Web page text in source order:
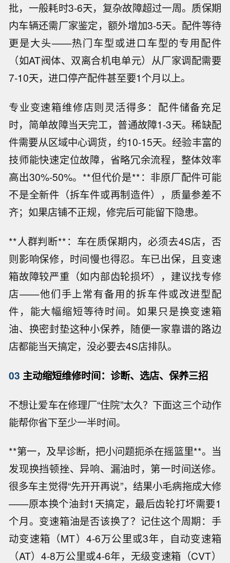
批，一般耗时3-6天，复杂故障超过一周。质保期
内车辆还需厂家鉴定，额外增加3-5天。配件等待
更是大头——热门车型或进口车型的专用配件
（如AT阀体、双离合机电单元）从厂家调配需要
7-10天，进口停产配件甚至要1个月以上。
专业变速箱维修店则灵活得多：配件储备充足
时，简单故障当天完工，普通故障1-3天。稀缺配
件需要从区域中心调货，约10-15天。经验丰富的
技师能快速定位故障，省略冗余流程，整体效率
高出30%-50%。**但代价是**：非原厂配件可能
不是全新件（拆车件或再制造件），质量参差不
齐；如果店铺不正规，修完后可能留下隐患。
**人群判断**：车在质保期内，必须去4S店，否
则影响保修，时间慢也得忍。车已出保，且变速
箱故障较严重（如内部齿轮损坏），建议找专修
店——他们手上常有备用的拆车件或改进型配
件，能大幅缩短等待时间。如果只是换变速箱
油、换密封垫这种小保养，随便一家靠谱的路边
店都能当天搞定，没必要去4S店排队。
03 主动缩短维修时间：诊断、选店、保养三招
不想让爱车在修理厂“住院”太久？下面这三个动作
能帮你省下至少一半时间。
**第一，及早诊断，把小问题扼杀在摇篮里**。当
发现换挡顿挫、异响、漏油时，第一时间送修。
很多车主觉得“先开开再说”，结果小毛病拖成大修
——原本换个油封1天搞定，最后齿轮打坏需要1
个月。变速箱油是否该换了？记住这个周期：手
动变速箱（MT）4-6万公里或3年，自动变速箱
（AT）4-8万公里或4-6年，无级变速箱（CVT）